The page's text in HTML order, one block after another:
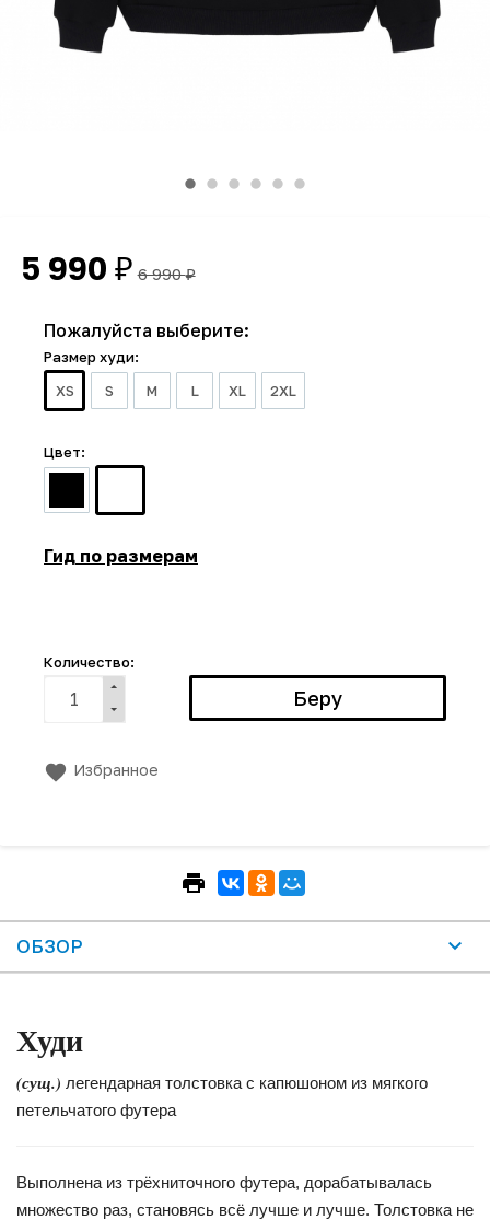
5 990 ₽ 6 990₽
Пожалуйста выберите:
Размер худи:
XS
S M L XL 2XL
Цвет:
Гид по размерам
Количество:
Избранное
ОБЗОР
Худи
(сущ.) легендарная толстовка с капюшоном из мягкого
петельчатого футера
Выполнена из трёхниточного футера, дорабатывалась
множество раз, становясь всё лучше и лучше. Толстовка не